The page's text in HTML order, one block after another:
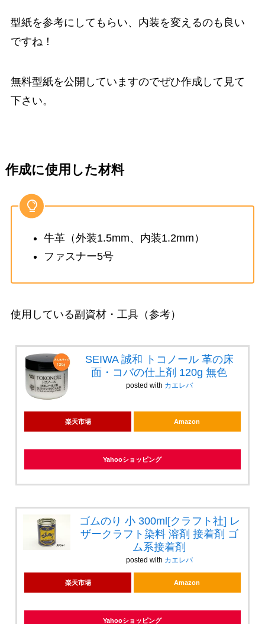
型紙を参考にしてもらい、内装を変えるのも良い
ですね！
無料型紙を公開していますのでぜひ作成して見て
下さい。
作成に使用した材料
牛革（外装1.5mm、内装1.2mm）
ファスナー5号
使用している副資材・工具（参考）
SEIWA 誠和 トコノール 革の床
面・コバの仕上剤 120g 無色
posted with カエレバ
楽天市場 Amazon
Yahooショッピング
ゴムのり 小 300ml[クラフト社] レ
ザークラフト染料 溶剤 接着剤 ゴ
ム系接着剤
posted with カエレバ
楽天市場 Amazon
Yahooショッピング